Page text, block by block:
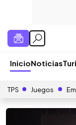
InicioNoticias
TPS Juegos